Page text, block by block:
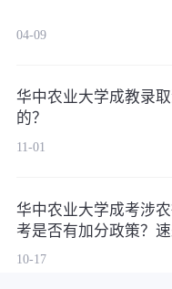
04-09
华中农业大学成教录
的？
11-01
华中农业大学成考涉
考是否有加分政策？速
10-17